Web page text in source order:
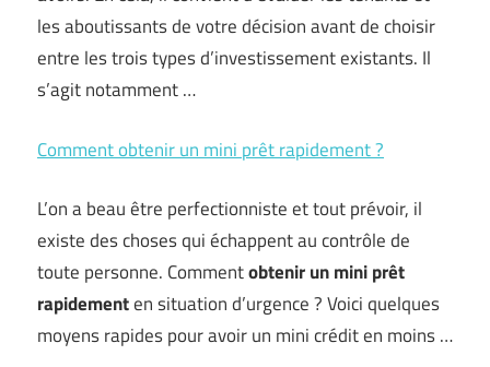
les aboutissants de votre décision avant de choisir
entre les trois types d’investissement existants. Il
s’agit notamment …
Comment obtenir un mini prêt rapidement ?
L’on a beau être perfectionniste et tout prévoir, il
existe des choses qui échappent au contrôle de
toute personne. Commentobtenir un mini prêt
rapidementen situation d’urgence ? Voici quelques
moyens rapides pour avoir un mini crédit en moins …